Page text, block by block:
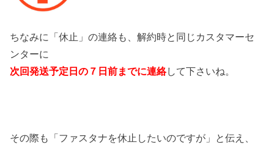
ちなみに「休止」の連絡も、解約時と同じカスタマーセ
ンターに
次回発送予定日の７日前までに連絡して下さいね。
その際も「ファスタナを休止したいのですが」と伝え、